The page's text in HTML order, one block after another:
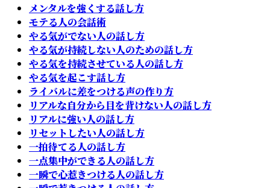
メンタルを強くする話し方
モテる人の会話術
やる気がでない人の話し方
やる気が持続しない人のための話し方
やる気を持続させている人の話し方
やる気を起こす話し方
ライバルに差をつける声の作り方
リアルな自分から目を背けない人の話し方
リアルに強い人の話し方
リセットしたい人の話し方
一拍待てる人の話し方
一点集中ができる人の話し方
一瞬で心惹きつける人の話し方